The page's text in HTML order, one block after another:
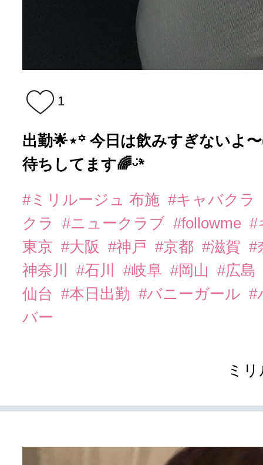
1
出勤🌟⋆꙳ 今日は飲みすぎないよ
待ちしてます🌈ᵕ̈*
#ミリルージュ 布施 #キャバクラ
クラ
#ニュークラブ #followme #
東京 #大阪 #神戸 #京都 #滋賀 #
神奈川
#石川 #岐阜 #岡山
#広島
仙台
#本日出勤 #バニーガール #
バー
ミ